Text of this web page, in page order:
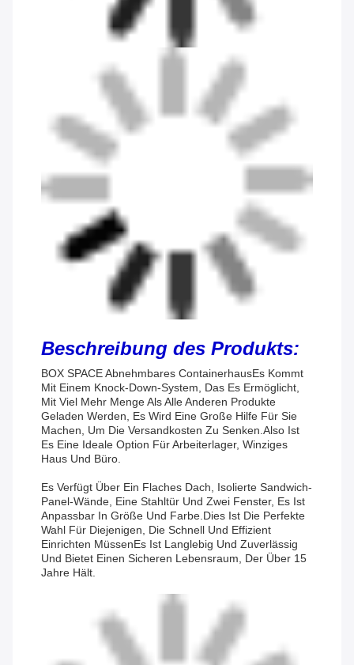
Beschreibung des Produkts:
BOX SPACE Abnehmbares ContainerhausEs Kommt
Mit Einem Knock-Down-System, Das Es Ermöglicht,
Mit Viel Mehr Menge Als Alle Anderen Produkte
Geladen Werden, Es Wird Eine Große Hilfe Für Sie
Machen, Um Die Versandkosten Zu Senken.Also Ist
Es Eine Ideale Option Für Arbeiterlager, Winziges
Haus Und Büro.
Es Verfügt Über Ein Flaches Dach, Isolierte Sandwich-
Panel-Wände, Eine Stahltür Und Zwei Fenster, Es Ist
Anpassbar In Größe Und Farbe.Dies Ist Die Perfekte
Wahl Für Diejenigen, Die Schnell Und Effizient
Einrichten MüssenEs Ist Langlebig Und Zuverlässig
Und Bietet Einen Sicheren Lebensraum, Der Über 15
Jahre Hält.